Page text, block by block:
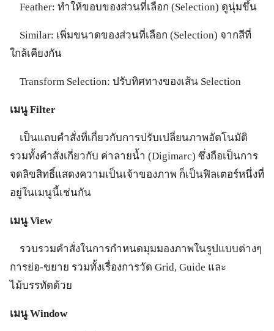
Feather: ทำให้ขอบของส่วนที่เลือก (Selection) ดูนุ่มขึ้น
Similar: เพิ่มขนาดของส่วนที่เลือก (Selection) จากสีที่
ใกล้เคียงกัน
Transform Selection: ปรับทิศทางของเส้น Selection
เมนู Filter
เป็นแถบคำสั่งที่เกี่ยวกับการปรับเปลี่ยนภาพอัตโนมัติ
รวมทั้งคำสั่งเกี่ยวกับ ค่าลายน้ำ (Digimarc) ซึ่งถือเป็นการ
จดลิขสิทธิ์แสดงความเป็นเจ้าของภาพ ก็เป็นฟิลเตอร์หนึ่งที่
อยู่ในเมนูนี้เช่นกัน
เมนู View
รวบรวมคำสั่งในการกำหนดมุมมองภาพในรูปแบบต่างๆ
การย่อ-ขยาย รวมทั้งเรื่องการวัด Grid, Guide และ
ไม้บรรทัดด้วย
เมนู Window